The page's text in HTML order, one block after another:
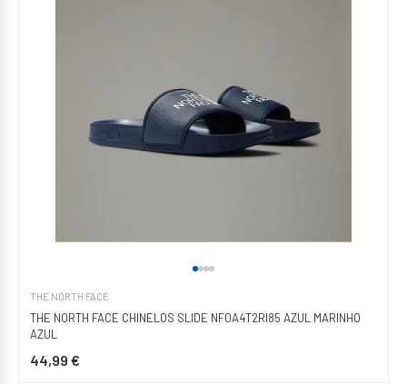
THE NORTH FACE
THE NORTH FACE CHINELOS SLIDE NF0A4T2RI85 AZUL MARINHO
AZUL
44,99 €